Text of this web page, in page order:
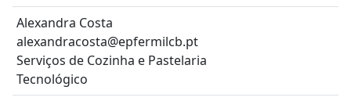
Alexandra Costa
alexandracosta@epfermilcb.pt
Serviços de Cozinha e Pastelaria
Tecnológico